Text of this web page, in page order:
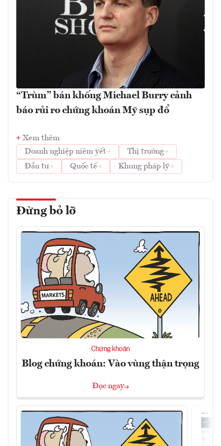
“Trùm” bán khống Michael Burry cảnh
báo rủi ro chứng khoán Mỹ sụp đổ
Xem thêm
Doanh nghiệp niêm yết
Thị trường
Đầu tư
Quốc tế Khung pháp lý
Đừng bỏ lỡ
Chứng khoán
Blog chứng khoán: Vào vùng thận trọng
Đọc ngay